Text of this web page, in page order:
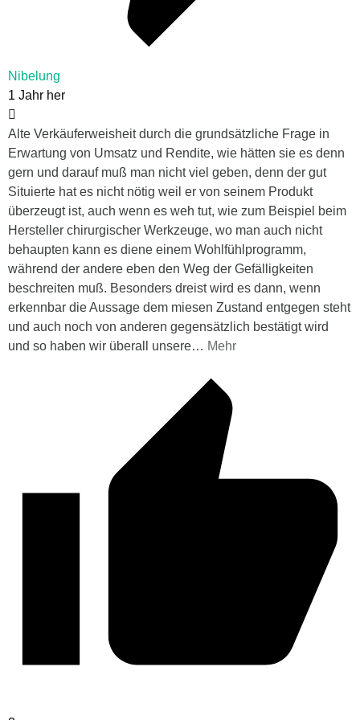
Nibelung
1 Jahr her
Alte Verkäuferweisheit durch die grundsätzliche Frage in
Erwartung von Umsatz und Rendite, wie hätten sie es denn
gern und darauf muß man nicht viel geben, denn der gut
Situierte hat es nicht nötig weil er von seinem Produkt
überzeugt ist, auch wenn es weh tut, wie zum Beispiel beim
Hersteller chirurgischer Werkzeuge, wo man auch nicht
behaupten kann es diene einem Wohlfühlprogramm,
während der andere eben den Weg der Gefälligkeiten
beschreiten muß. Besonders dreist wird es dann, wenn
erkennbar die Aussage dem miesen Zustand entgegen steht
und auch noch von anderen gegensätzlich bestätigt wird
und so haben wir überall unsere… Mehr